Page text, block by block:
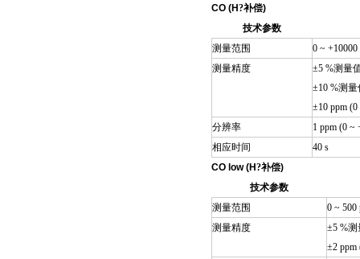
CO (H?补偿)
技术参数
测量范围
0 ~ +10000
测量精度
±5 %测量
±10 %测量
±10 ppm
分辨率
1 ppm (0 ~
相应时间
40 s
CO low (H?补偿)
技术参数
测量范围
0 ~ 500
测量精度
±5 %测
±2 ppm